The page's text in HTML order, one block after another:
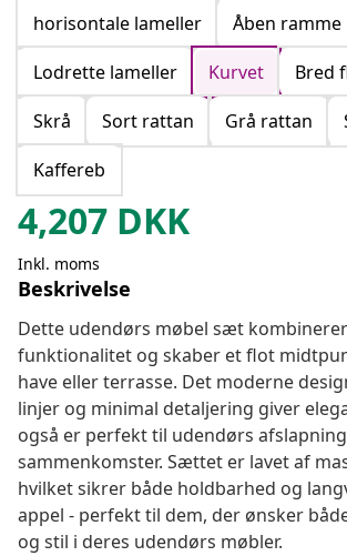
horisontale lameller
Åben ramme
Lodrette lameller
Kurvet Bred
Skrå
Sort rattan Grå rattan
Kaffereb
4,207 DKK
Inkl. moms
Beskrivelse
Dette udendørs møbel sæt
funktionalitet og skaber et flot
have eller terrasse. Det moderne
linjer og minimal detaljering giver
også er perfekt til udendørs
sammenkomster. Sættet er lavet af
hvilket sikrer både holdbarhed og
appel - perfekt til dem, der ønsker
og stil i deres udendørs møbler.